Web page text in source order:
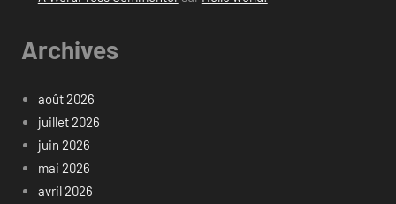
Archives
août 2026
juillet 2026
juin 2026
mai 2026
avril 2026